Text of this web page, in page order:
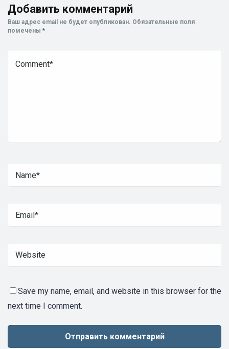
Добавить комментарий
Ваш адрес email не будет опубликован. Обязательные поля
помечены *
Save my name, email, and website in this browser for the
next time I comment.